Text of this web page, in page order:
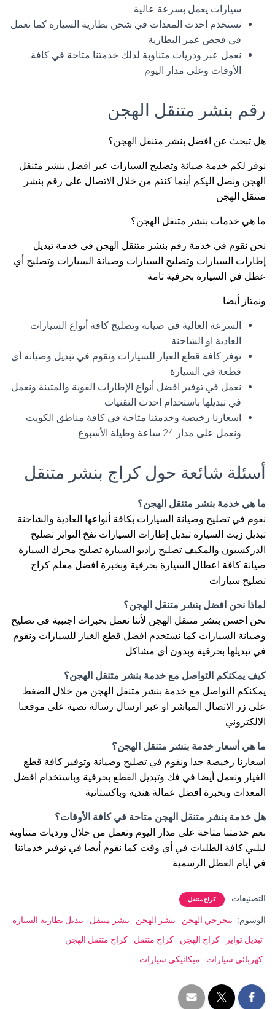
سيارات يعمل بسرعة عالية
نستخدم احدث المعدات في شحن بطارية السيارة كما نعمل
في فحص عمر البطارية
نعمل عبر ودريات متناوبة لذلك خدمتنا متاحة في كافة
الأوقات وعلى مدار اليوم
رقم بنشر متنقل الهجن
هل تبحث عن افضل بنشر متنقل الهجن؟
نوفر لكم خدمة صيانة وتصليح السيارات عبر افضل بنشر متنقل
الهجن ونصل اليكم أينما كنتم من خلال الاتصال على رقم بنشر
متنقل الهجن
ما هي خدمات بنشر متنقل الهجن؟
نحن نقوم في خدمة رقم بنشر متنقل الهجن في خدمة تبديل
إطارات السيارات وتصليح السيارات وصيانة السيارات وتصليح أي
عطل في السيارة بحرفية تامة
ونمتاز أيضا:
السرعة العالية في صيانة وتصليح كافة أنواع السيارات
العادية او الشاحنة
نوفر كافة قطع الغيار للسيارات ونقوم في تبديل وصيانة أي
قطعة في السيارة
نعمل في توفير افضل أنواع الإطارات القوية والمتينة ونعمل
في تبديلها باستخدام احدث التقنيات
اسعارنا رخيصة وخدمتنا متاحة في كافة مناطق الكويت
ونعمل على مدار 24 ساعة وطيلة الأسبوع.
أسئلة شائعة حول كراج بنشر متنقل
ما هي خدمة بنشر متنقل الهجن؟
نقوم في تصليح وصيانة السيارات بكافة أنواعها العادية والشاحنة
تبديل زيت السيارة تبديل إطارات السيارات نفخ التواير تصليح
الدركسيون والمكيف تصليح راديو السيارة تصليح محرك السيارة
صيانة كافة اعطال السيارة بحرفية وبخبرة افضل معلم كراج
تصليح سيارات
لماذا نحن افضل بنشر متنقل الهجن؟
نحن احسن بنشر متنقل الهجن لأننا نعمل بخبرات اجنبية في تصليح
وصيانة السيارات كما نستخدم افضل قطع الغيار للسيارات ونقوم
في تبديلها بحرفية وبدون أي مشاكل.
كيف يمكنكم التواصل مع خدمة بنشر متنقل الهجن؟
يمكنكم التواصل مع خدمة بنشر متنقل الهجن من خلال الضغط
على زر الاتصال المباشر او عبر ارسال رسالة نصية على موقعنا
الالكتروني
ما هي أسعار خدمة بنشر متنقل الهجن؟
اسعارنا رخيصة جدا ونقوم في تصليح وصيانة وتوفير كافة قطع
الغيار ونعمل أيضا في فك وتبديل القطع بحرفية وباستخدام افضل
المعدات وبخبرة افضل عمالة هندية وباكستانية
هل خدمة بنشر متنقل الهجن متاحة في كافة الأوقات؟
نعم خدمتنا متاحة على مدار اليوم ونعمل من خلال ورديات متناوبة
لنلبي كافة الطلبات في أي وقت كما نقوم أيضا في توفير خدماتنا
في أيام العطل الرسمية
التصنيفات: كراج متنقل
الوسوم: بنجرجي الهجن بنشر الهجن بنشر متنقل
تبديل بطارية السيارة
تبديل تواير
كراج الهجن كراج متنقل
كراج متنقل الهجن
كهربائي سيارات
ميكانيكي سيارات